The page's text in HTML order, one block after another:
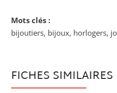
Mots clés :
bijoutiers, bijoux, horlogers,
FICHES SIMILAIRES